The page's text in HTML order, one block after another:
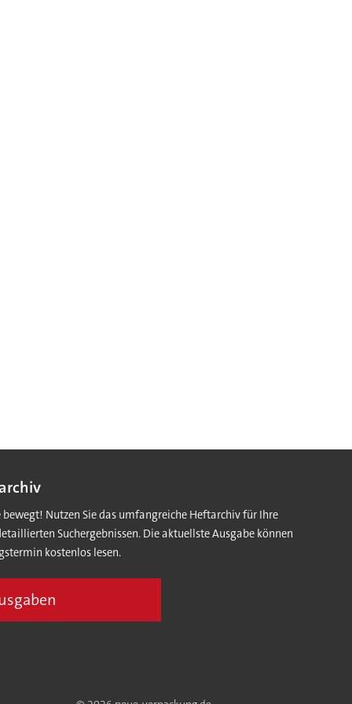
bewegt! Nutzen Sie das umfangreiche Heftarchiv für Ihre
Suchergebnissen. Die aktuellste Ausgabe können
kostenlos lesen.